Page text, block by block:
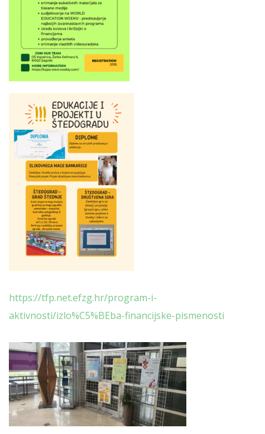
https://tfp.net.efzg.hr/program-i-
aktivnosti/izlo%C5%BEba-financijske-pismenosti